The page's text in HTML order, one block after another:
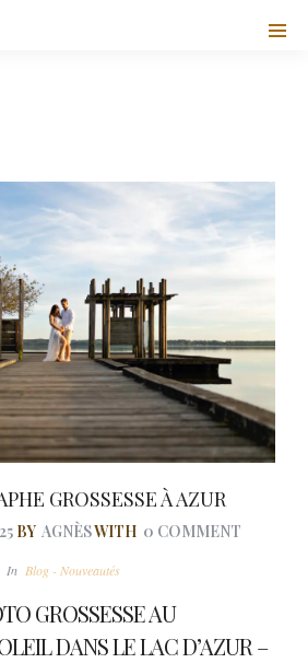
GROSSESSE À AZUR
BY AGNÈSWITH 0 COMMENT
In Blog - Nouveautés
GROSSESSE AU
DANS LE LAC D’AZUR –